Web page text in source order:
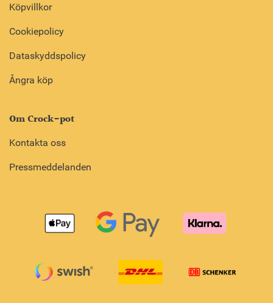
Köpvillkor
Cookiepolicy
Dataskyddspolicy
Ångra köp
Om Crock-pot
Kontakta oss
Pressmeddelanden